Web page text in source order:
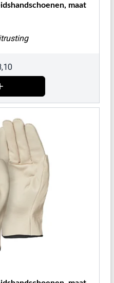
maat